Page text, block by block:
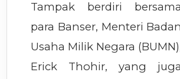
Tampak berdiri bersama
para Banser, Menteri Badan
Usaha Milik Negara
Erick Thohir, yang juga